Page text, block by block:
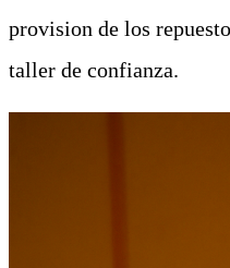
provision de los
taller de confianza.